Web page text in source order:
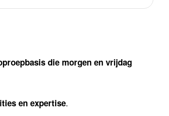
die morgen en vrijdag
en expertise.